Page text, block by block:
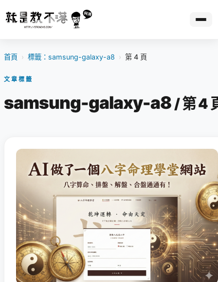
首頁 › 標籤：samsung-galaxy-a8 › 第 4 頁
文章標籤
samsung-galaxy-a8 / 第 4